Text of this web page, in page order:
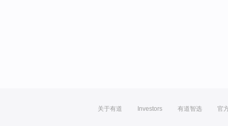
关于有道 Investors 有道智选 官